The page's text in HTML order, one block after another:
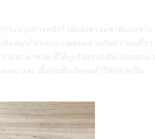
กระบวนการหมักไวน์แดงธรรมชาติแบบชาว
นสมุนไพรเบาบางผสมผสานกับความเปรี้ยว
วมนานาชนิด ที่ได้ถูกรังสรรค์เติมแต่งออกมา
แดง และ เนื้ออบชั้นเลิศจนทำให้กลายเป็น